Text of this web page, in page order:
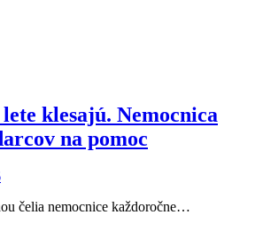
klesajú. Nemocnica
na pomoc
čelia nemocnice každoročne…